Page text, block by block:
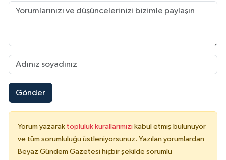
Gönder
Yorum yazarak topluluk kurallarımızı kabul etmiş bulunuyor
ve tüm sorumluluğu üstleniyorsunuz. Yazılan yorumlardan
Beyaz Gündem Gazetesi hiçbir şekilde sorumlu